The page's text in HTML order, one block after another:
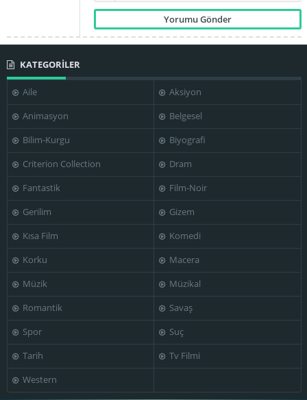
Hernández
Owen Bush Raymond Guth
KATEGORİLER
Aile
Aksiyon
Animasyon
Belgesel
Bilim-Kurgu
Biyografi
Criterion Collection
Dram
Fantastik
Film-Noir
Gerilim
Gizem
Kısa Film
Komedi
Korku
Macera
Müzik
Müzikal
Romantik
Savaş
Spor
Suç
Tarih
Tv Filmi
Western